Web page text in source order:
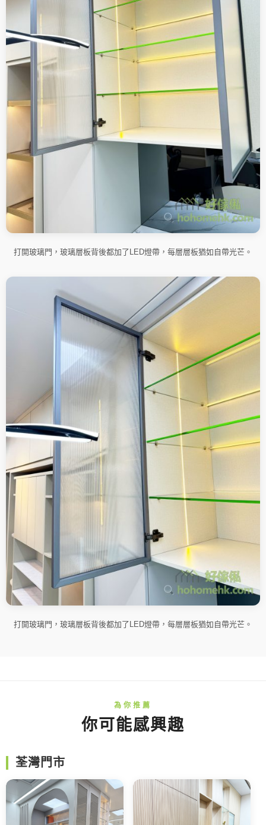
打開玻璃門，玻璃層板背後都加了LED燈帶，每層層板猶如自帶光芒。
打開玻璃門，玻璃層板背後都加了LED燈帶，每層層板猶如自帶光芒。
你可能感興趣
荃灣門市